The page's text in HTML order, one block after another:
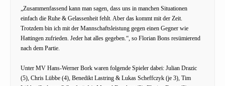
„Zusammenfassend kann man sagen, dass uns in manchen Situationen
einfach die Ruhe & Gelassenheit fehlt. Aber das kommt mit der Zeit.
Trotzdem bin ich mit der Mannschaftsleistung gegen einen Gegner wie
Hattingen zufrieden. Jeder hat alles gegeben.“, so Florian Bons resümierend
nach dem Partie.
Unter MV Hans-Werner Bork waren folgende Spieler dabei: Julian Drazic
(5), Chris Lübbe (4), Benedikt Lastring & Lukas Scheffczyk (je 3), Tim